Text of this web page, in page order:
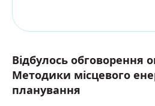
Відбулось обговорення
Методики місцевого
планування